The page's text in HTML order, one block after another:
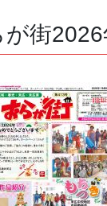
が街